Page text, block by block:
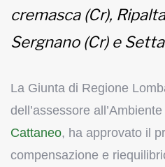
cremasca (Cr),
Sergnano (Cr) e
La Giunta di Regione
dell’assessore
Cattaneo, ha approvato il
compensazione e